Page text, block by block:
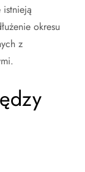
okresu
z